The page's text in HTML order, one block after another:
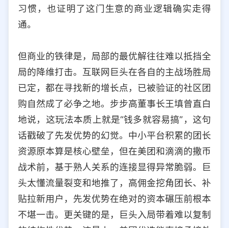
习惯，也证明了这门生意的商业逻辑确实走得
通。
但商业的铁律是，局部的最优解往往难以抵挡全
局的降维打击。互联网巨头在各自的主战场胜局
已定，都在寻找新的增长点，已被验证的社区团
购自然成了必争之地。步步高董事长王填曾直白
地说，这玩法本质上就是“钱多就容易搞”，这句
话戳破了先发优势的幻觉。中小平台积累的团长
资源原本算是核心壁垒，但在美团和滴滴的撒币
战术前，基于熟人关系的连接显得异常脆弱。巨
头太懂流量裂变和地推了，高佣金挖角团长、补
贴拉新用户，先发优势在绝对的资本碾压前根本
不堪一击。更关键的是，巨头入局带着难以复制